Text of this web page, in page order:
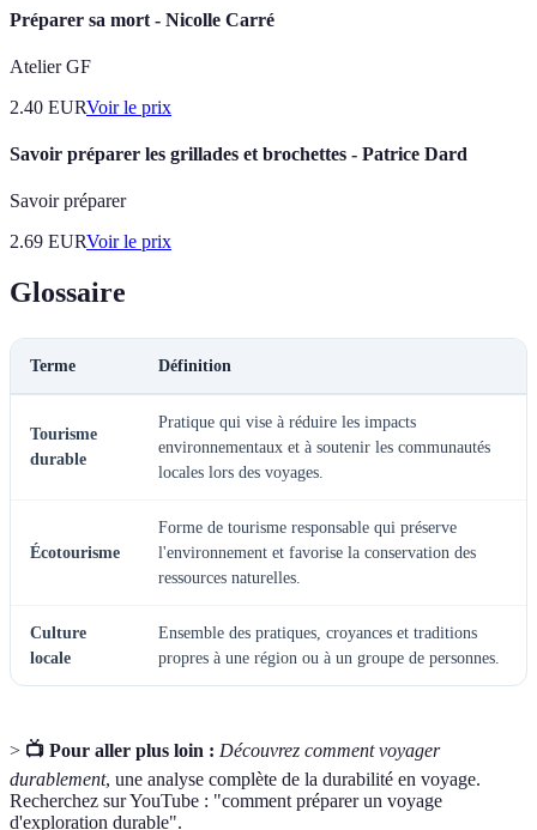
Préparer sa mort - Nicolle Carré
Atelier GF
2.40 EURVoir le prix
Savoir préparer les grillades et brochettes - Patrice Dard
Savoir préparer
2.69 EURVoir le prix
Glossaire
Terme Définition
Tourisme
durable
Pratique qui vise à réduire les impacts
environnementaux et à soutenir les communautés
locales lors des voyages.
Écotourisme
Forme de tourisme responsable qui préserve
l'environnement et favorise la conservation des
ressources naturelles.
Culture
locale
Ensemble des pratiques, croyances et traditions
propres à une région ou à un groupe de personnes.
> 📺 Pour aller plus loin : Découvrez comment voyager
durablement, une analyse complète de la durabilité en voyage.
Recherchez sur YouTube : "comment préparer un voyage
d'exploration durable".